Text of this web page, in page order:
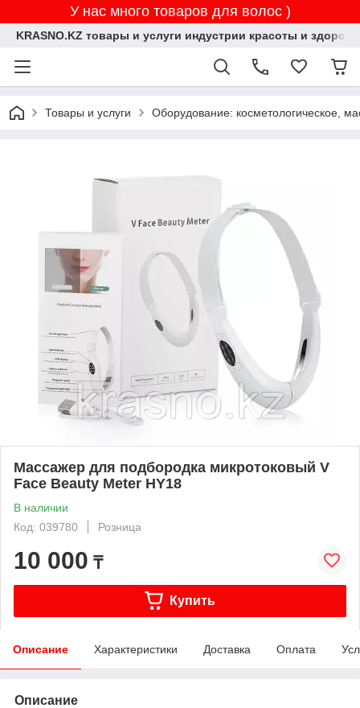
У нас много товаров для волос )
KRASNO.KZ товары и услуги индустрии красоты и
Товары и услуги Оборудование: косметологическое,
Массажер для подбородка микротоковый V
Face Beauty Meter HY18
В наличии
Код: 039780
Розница
10 000 ₸
Купить
Описание Характеристики Доставка Оплата
Описание